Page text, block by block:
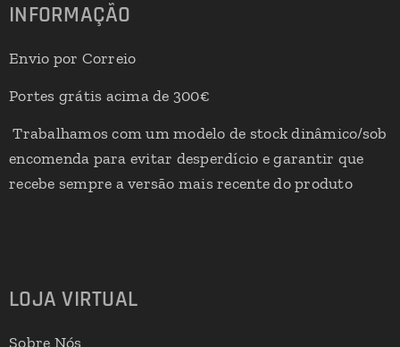
INFORMAÇÃO
Envio por Correio
Portes grátis acima de 300€
Trabalhamos com um modelo de stock dinâmico/sob
encomenda para evitar desperdício e garantir que
recebe sempre a versão mais recente do produto
LOJA VIRTUAL
Sobre Nós